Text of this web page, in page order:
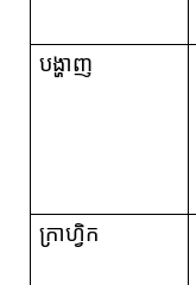
បង្ហាញ
ក្រាហ្វិក